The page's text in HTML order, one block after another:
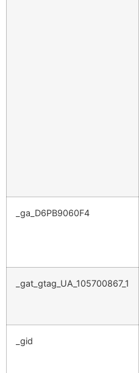
_ga_D6PB9060F4
_gat_gtag_UA_105700867_1
_gid